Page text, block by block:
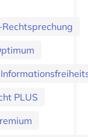
PLUS